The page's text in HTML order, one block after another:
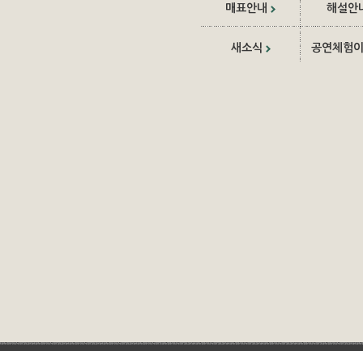
매표안내 해설안
새소식 공연체험